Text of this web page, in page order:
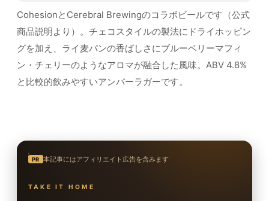
CohesionとCerebral Brewingのコラボビールです（公式
商品説明より）。チェコスタイルの製法にドライホッピン
グを加え、ライ麦パンの香ばしさにブルーベリーマフィ
ン・チェリーのようなアロマが融合した風味。ABV 4.8%
と比較的飲みやすいアンバーラガーです。
PR 本記事にはアフィリエイト広告を含みます
TAKE IT HOME